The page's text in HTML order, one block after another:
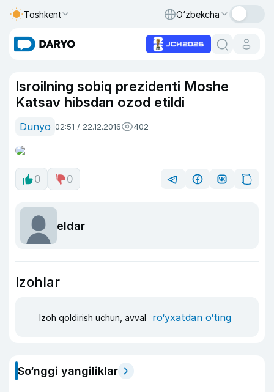
Toshkent O‘zbekcha
Isroilning sobiq prezidenti Moshe
Katsav hibsdan ozod etildi
Dunyo 02:51 / 22.12.2016 402
0 0
eldar
Izohlar
Izoh qoldirish uchun, avval ro‘yxatdan o‘ting
So‘nggi yangiliklar